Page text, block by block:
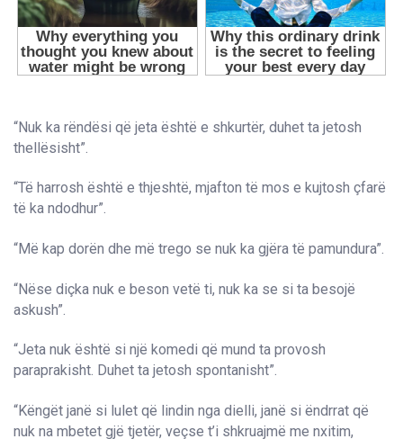
“Nuk ka rëndësi që jeta është e shkurtër, duhet ta jetosh
thellësisht”.
“Të harrosh është e thjeshtë, mjafton të mos e kujtosh çfarë
të ka ndodhur”.
“Më kap dorën dhe më trego se nuk ka gjëra të pamundura”.
“Nëse diçka nuk e beson vetë ti, nuk ka se si ta besojë
askush”.
“Jeta nuk është si një komedi që mund ta provosh
paraprakisht. Duhet ta jetosh spontanisht”.
“Këngët janë si lulet që lindin nga dielli, janë si ëndrrat që
nuk na mbetet gjë tjetër, veçse t’i shkruajmë me nxitim,